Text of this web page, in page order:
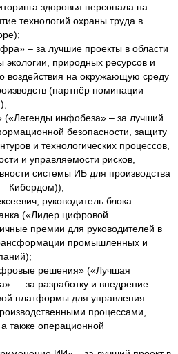
здоровья персонала на
технологий охраны труда в
– за лучшие проекты в области
природных ресурсов и
воздействия на окружающую среду
(партнёр номинации –
(«Легенды инфобеза» – за лучший
безопасности, защиту
и технологических процессов,
и управляемости рисков,
системы ИБ для производства
Кибердом));
руководитель блока
(«Лидер цифровой
премии для руководителей в
промышленных и
решения» («Лучшая
— за разработку и внедрение
платформы для управления
процессами,
также операционной